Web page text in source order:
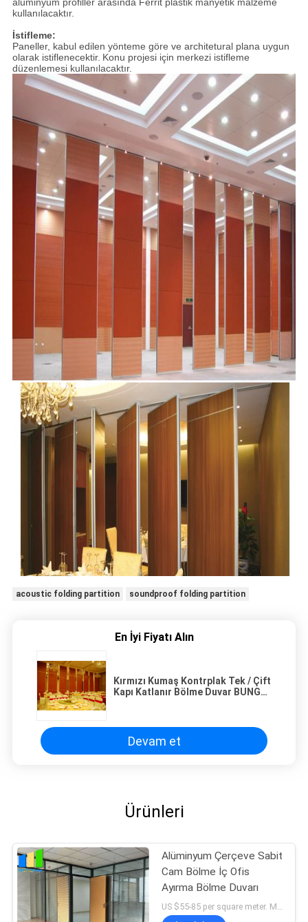
alüminyum profiller arasında Ferrit plastik manyetik malzeme
kullanılacaktır.
İstifleme:
Paneller, kabul edilen yönteme göre ve architetural plana uygun
olarak istiflenecektir. Konu projesi için merkezi istifleme
düzenlemesi kullanılacaktır.
acoustic folding partition soundproof folding partition
En İyi Fiyatı Alın
Kırmızı Kumaş Kontrplak Tek / Çift
Kapı Katlanır Bölme Duvar BUNGE
Devam et
Ürünleri
Alüminyum Çerçeve Sabit
Cam Bölme İç Ofis
Ayırma Bölme Duvarı
US $55-85 per square meter. MOQ:MOQ yok, 1 metrekare de mevcuttur.